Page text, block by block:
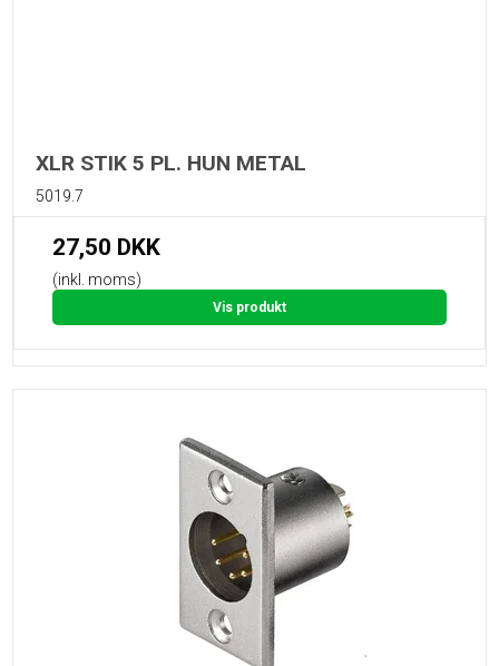
XLR STIK 5 PL. HUN METAL
5019.7
27,50 DKK
(inkl. moms)
Vis produkt